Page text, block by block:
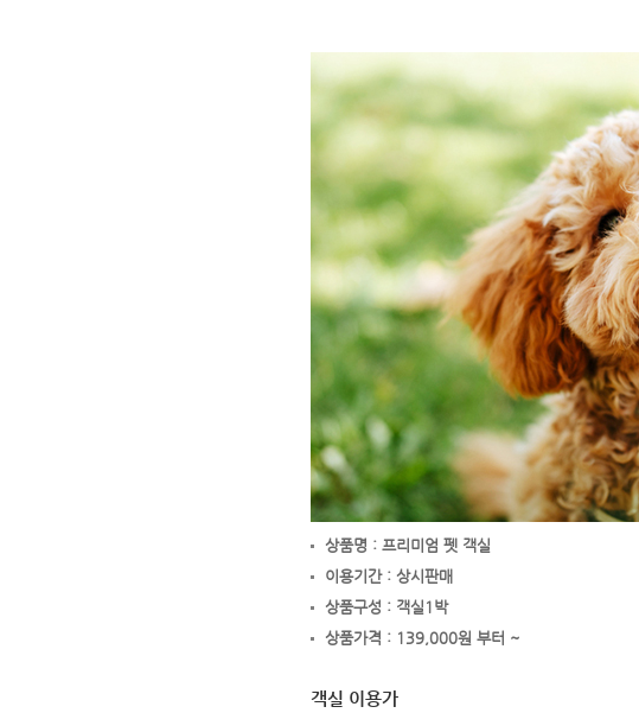
상품명 : 프리미엄 펫 객실
이용기간 : 상시판매
상품구성 : 객실1박
상품가격 : 139,000원 부터 ~
객실 이용가